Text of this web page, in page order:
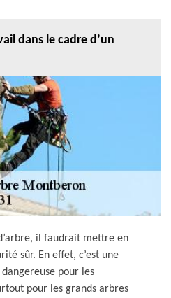
dans le cadre d’un
il faudrait mettre en
sûr. En effet, c’est une
pour les
pour les grands arbres